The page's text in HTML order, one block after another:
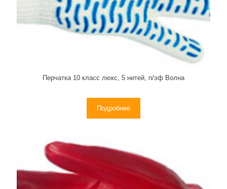
Перчатка 10 класс люкс, 5 нитей, п/эф Волна
Подробнее